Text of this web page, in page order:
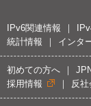
IPv6関連情報
統計情報
インタ
初めての方へ
採用情報
反